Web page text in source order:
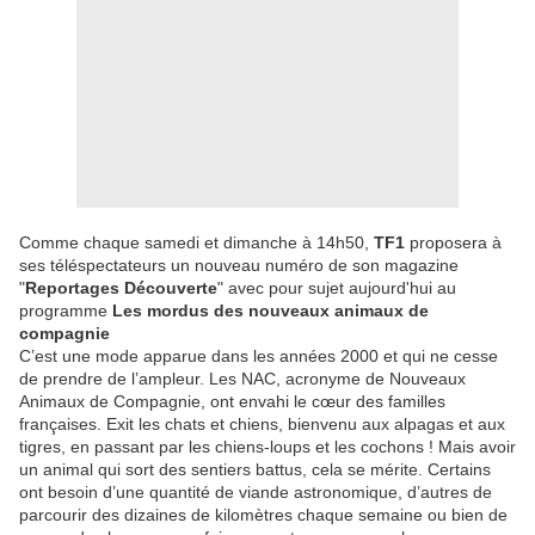
Comme chaque samedi et dimanche à 14h50, TF1 proposera à
ses téléspectateurs un nouveau numéro de son magazine
"Reportages Découverte" avec pour sujet aujourd'hui au
programme Les mordus des nouveaux animaux de
compagnie
C’est une mode apparue dans les années 2000 et qui ne cesse
de prendre de l’ampleur. Les NAC, acronyme de Nouveaux
Animaux de Compagnie, ont envahi le cœur des familles
françaises. Exit les chats et chiens, bienvenu aux alpagas et aux
tigres, en passant par les chiens-loups et les cochons ! Mais avoir
un animal qui sort des sentiers battus, cela se mérite. Certains
ont besoin d’une quantité de viande astronomique, d’autres de
parcourir des dizaines de kilomètres chaque semaine ou bien de